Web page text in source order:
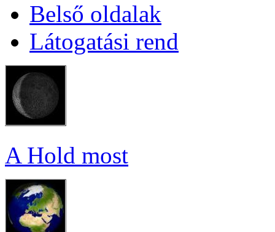
Bel­ső ol­da­lak
Lá­to­ga­tá­si rend
A Hold most